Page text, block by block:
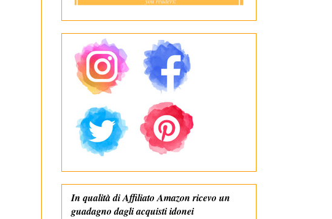
In qualità di Affiliato Amazon ricevo un
guadagno dagli acquisti idonei